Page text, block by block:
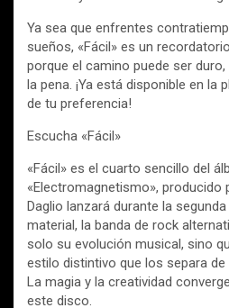
Ya sea que enfrentes
sueños, «Fácil» es un
porque el camino puede ser
la pena. ¡Ya está disponible en la
de tu preferencia!
Escucha «Fácil»
«Fácil» es el cuarto sencillo del
«Electromagnetismo», producido
Daglio lanzará durante la
material, la banda de rock
solo su evolución musical, sino
estilo distintivo que los separa
La magia y la creatividad
este disco.